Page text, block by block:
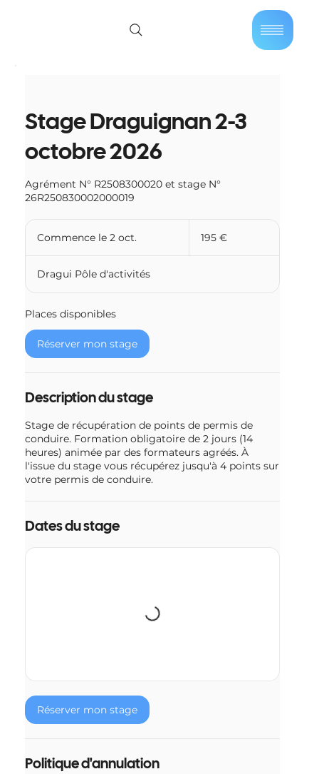
Stage Draguignan 2-3
octobre 2026
Agrément N° R2508300020 et stage N°
26R250830002000019
Commence le 2 oct.
m
e
l
e
c
195 €
Dragui Pôle d'activités
Places disponibles
Réserver mon stage
Description du stage
Stage de récupération de points de permis de
conduire. Formation obligatoire de 2 jours (14
heures) animée par des formateurs agréés. À
l'issue du stage vous récupérez jusqu'à 4 points sur
votre permis de conduire.
Dates du stage
Réserver mon stage
Politique d'annulation